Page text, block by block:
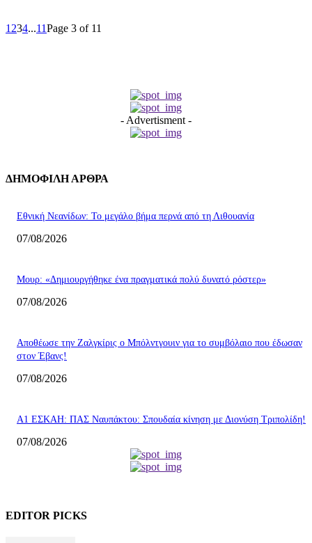
1 234...11Page 3 of 11
- Advertisment -
ΔΗΜΟΦΙΛΗ ΑΡΘΡΑ
Εθνική Νεανίδων: Το μεγάλο βήμα περνά από τη Λιθουανία
07/08/2026
Μουρ: «Δημιουργήθηκε ένα πραγματικά πολύ δυνατό ρόστερ»
07/08/2026
Aποθέωσε την Ζαλγκίρις ο Μπόλντγουιν για το συμβόλαιο που έδωσαν
στον Έβανς!
07/08/2026
Α1 ΕΣΚΑΗ: ΠΑΣ Ναυπάκτου: Σπουδαία κίνηση με Διονύση Τριπολίδη!
07/08/2026
EDITOR PICKS